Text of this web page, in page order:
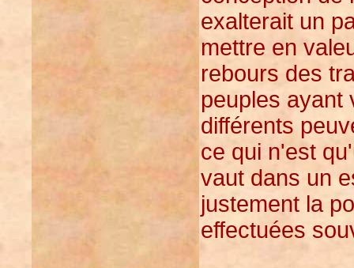
exalterait un
mettre en
rebours des
peuples ayant
différents
ce qui n'est
vaut dans un
justement la
effectuées